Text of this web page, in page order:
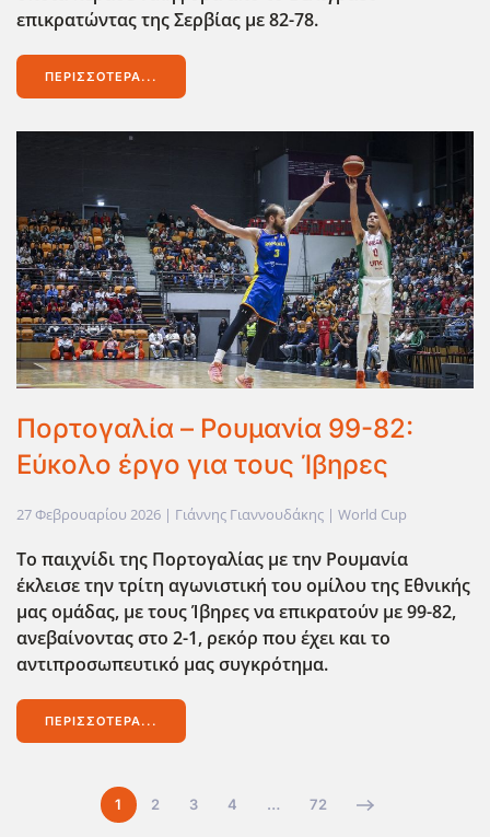
επικρατώντας της Σερβίας με 82-78.
ΠΕΡΙΣΣΌΤΕΡΑ...
Πορτογαλία – Ρουμανία 99-82:
Εύκολο έργο για τους Ίβηρες
27 Φεβρουαρίου 2026 | Γιάννης Γιαννουδάκης | World Cup
Το παιχνίδι της Πορτογαλίας με την Ρουμανία
έκλεισε την τρίτη αγωνιστική του ομίλου της Εθνικής
μας ομάδας, με τους Ίβηρες να επικρατούν με 99-82,
ανεβαίνοντας στο 2-1, ρεκόρ που έχει και το
αντιπροσωπευτικό μας συγκρότημα.
ΠΕΡΙΣΣΌΤΕΡΑ...
1 2 3 4 … 72